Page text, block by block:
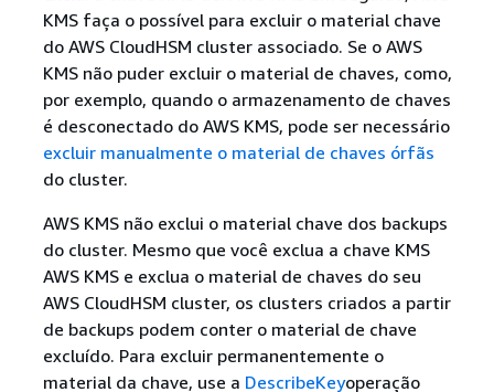
KMS faça o possível para excluir o material chave
do AWS CloudHSM cluster associado. Se o AWS
KMS não puder excluir o material de chaves, como,
por exemplo, quando o armazenamento de chaves
é desconectado do AWS KMS, pode ser necessário
excluir manualmente o material de chaves órfãs
do cluster.
AWS KMS não exclui o material chave dos backups
do cluster. Mesmo que você exclua a chave KMS
AWS KMS e exclua o material de chaves do seu
AWS CloudHSM cluster, os clusters criados a partir
de backups podem conter o material de chave
excluído. Para excluir permanentemente o
material da chave, use a DescribeKeyoperação